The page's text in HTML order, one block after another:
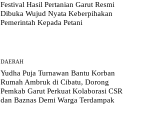
Festival Hasil Pertanian Garut Resmi
Dibuka Wujud Nyata Keberpihakan
Pemerintah Kepada Petani
DAERAH
Yudha Puja Turnawan Bantu Korban
Rumah Ambruk di Cibatu, Dorong
Pemkab Garut Perkuat Kolaborasi CSR
dan Baznas Demi Warga Terdampak